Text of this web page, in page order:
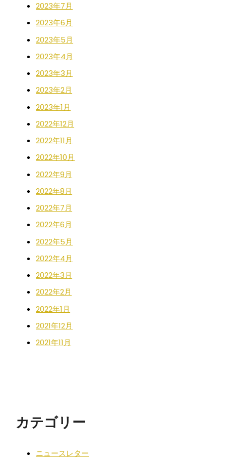
2023年7月
2023年6月
2023年5月
2023年4月
2023年3月
2023年2月
2023年1月
2022年12月
2022年11月
2022年10月
2022年9月
2022年8月
2022年7月
2022年6月
2022年5月
2022年4月
2022年3月
2022年2月
2022年1月
2021年12月
2021年11月
カテゴリー
ニュースレター